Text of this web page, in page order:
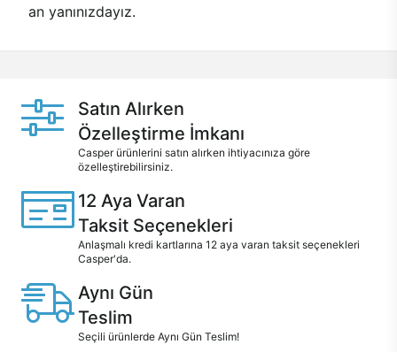
an yanınızdayız.
Satın Alırken
Özelleştirme İmkanı
Casper ürünlerini satın alırken ihtiyacınıza göre
özelleştirebilirsiniz.
12 Aya Varan
Taksit Seçenekleri
Anlaşmalı kredi kartlarına 12 aya varan taksit seçenekleri
Casper'da.
Aynı Gün
Teslim
Seçili ürünlerde Aynı Gün Teslim!